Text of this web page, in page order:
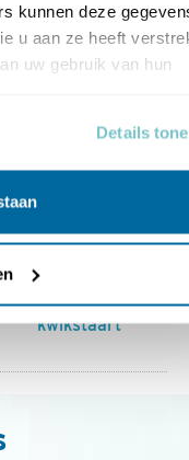
kunnen deze
u aan ze heeft
uw gebruik van hun
Details
kwikstaart
Next